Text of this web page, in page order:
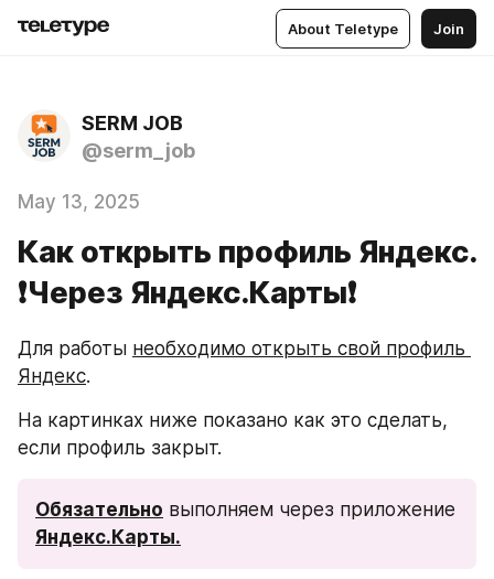
About Teletype Join
SERM JOB
@serm_job
May 13, 2025
Как открыть профиль Яндекс.
❗️Через Яндекс.Карты❗️
Для работы необходимо открыть свой профиль
Яндекс.
На картинках ниже показано как это сделать,
если профиль закрыт.
Обязательно
Яндекс.Карты.